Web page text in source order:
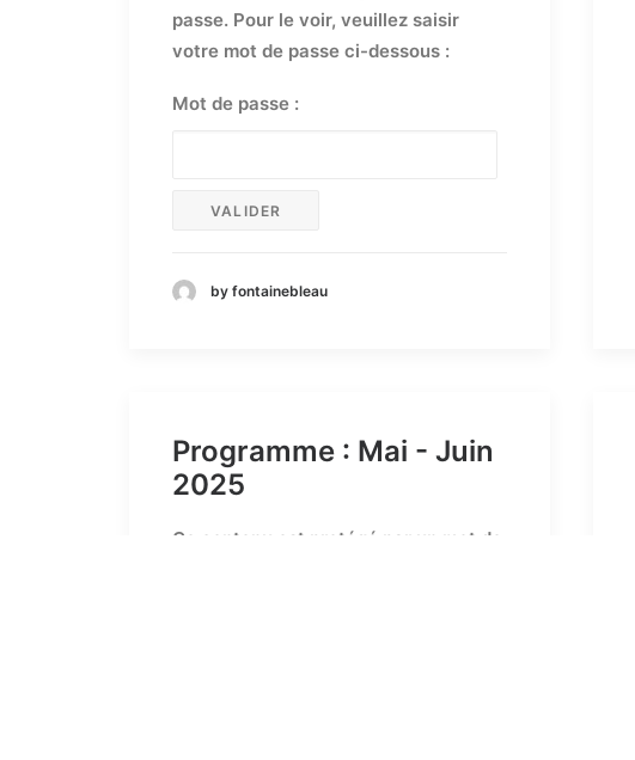
passe. Pour le voir, veuillez saisir
votre mot de passe ci-dessous :
Mot de passe :
by fontainebleau
Programme : Mai - Juin
2025
Ce contenu est protégé par un mot de